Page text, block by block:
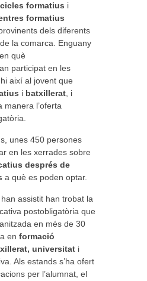
cicles formatius i
formatius
provinents dels diferents
la comarca. Enguany
què
participat en les
així al jovent que
i batxillerat , i
manera l’oferta
unes 450 persones
en les xerrades sobre
després de
a què es poden optar.
assistit han trobat la
postobligatòria que
en més de 30
en formació
universitat i
Als estands s’ha ofert
per l’alumnat, el